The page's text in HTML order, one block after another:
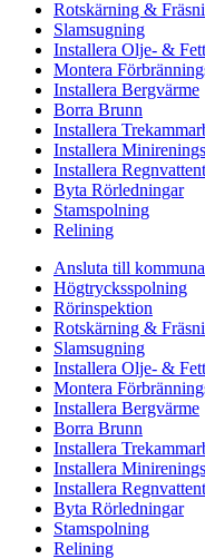
Rotskärning &
Slamsugning
Installera Olje- &
Montera
Installera Bergvärme
Borra Brunn
Installera
Installera
Installera
Byta Rörledningar
Stamspolning
Relining
Ansluta till
Högtrycksspolning
Rörinspektion
Rotskärning &
Slamsugning
Installera Olje- &
Montera
Installera Bergvärme
Borra Brunn
Installera
Installera
Installera
Byta Rörledningar
Stamspolning
Relining